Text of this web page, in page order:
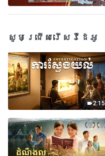
សូមជ្រើសរើសវីដេអូ
2:15